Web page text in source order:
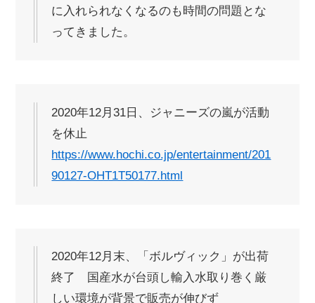
に入れられなくなるのも時間の問題とな
ってきました。
2020年12月31日、ジャニーズの嵐が活動
を休止
https://www.hochi.co.jp/entertainment/201
90127-OHT1T50177.html
2020年12月末、「ボルヴィック」が出荷
終了 国産水が台頭し輸入水取り巻く厳
しい環境が背景で販売が伸びず